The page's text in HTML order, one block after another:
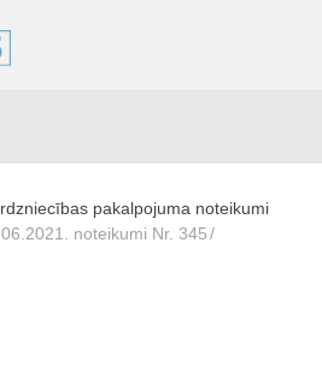
pakalpojuma noteikumi
noteikumi Nr. 345/